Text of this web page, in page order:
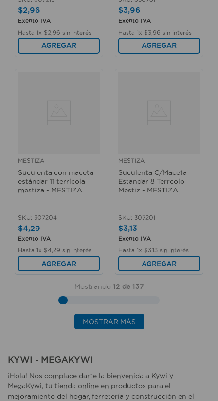
$2,96
Exento IVA
Hasta 1x $2 96 sin interés
AGREGAR
$3,96
Exento IVA
Hasta 1x $3 96 sin interés
AGREGAR
MESTIZA
Suculenta con maceta
estándar 11 terrícola
mestiza - MESTIZA
SKU: 307204
$4,29
Exento IVA
Hasta 1x $4 29 sin interés
AGREGAR
MESTIZA
Suculenta C/Maceta
Estandar 8 Terrcolo
Mestiz - MESTIZA
SKU: 307201
$3,13
Exento IVA
Hasta 1x $313 sin interés
AGREGAR
Mostrando 12 de 137
MOSTRAR MÁS
KYWI - MEGAKYWI
¡Hola! Nos complace darte la bienvenida a Kywi y
MegaKywi, tu tienda online en productos para el
mejoramiento del hogar, ferretería y construcción en el